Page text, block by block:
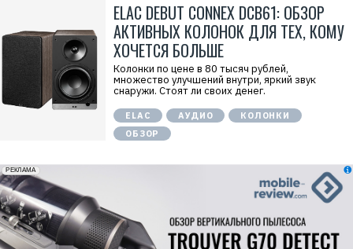
ELAC DEBUT CONNEX DCB61: ОБЗОР
АКТИВНЫХ КОЛОНОК ДЛЯ ТЕХ, КОМУ
ХОЧЕТСЯ БОЛЬШЕ
Колонки по цене в 80 тысяч рублей,
множество улучшений внутри, яркий звук
снаружи. Стоят ли своих денег.
ELAC АУДИО
КОЛОНКИ
ОБЗОР
erid: 2VfnxxmNzs5
РЕКЛАМА